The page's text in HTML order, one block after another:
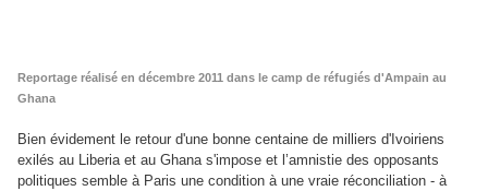
Reportage réalisé en décembre 2011 dans le camp de réfugiés d'Ampain au
Ghana
Bien évidement le retour d'une bonne centaine de milliers d'Ivoiriens
exilés au Liberia et au Ghana s'impose et l’amnistie des opposants
politiques semble à Paris une condition à une vraie réconciliation - à